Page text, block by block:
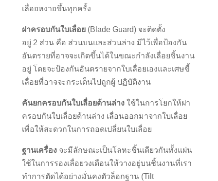
เลื่อยหงายขึ้นทุกครั้ง
ฝาครอบกันใบเลื่อย(Blade Guard) จะติดตั้ง
อยู่ 2 ส่วน คือ ส่วนบนและส่วนล่าง มีไว้เพื่อป้องกัน
อันตรายที่อาจจะเกิดขึ้นได้ในขณะกำลังเลื่อยชิ้นงาน
อยู่ โดยจะป้องกันอันตรายจากใบเลื่อยเองและเศษขี้
เลื่อยที่อาจจะกระเด็นไปถูกผู้ ปฏิบัติงาน
คันยกครอบกันใบเลื่อยด้านล่าง ใช้ในการโยกให้ฝา
ครอบกันใบเลื่อยด้านล่าง เลื่อนออกมาจากใบเลื่อย
เพื่อให้สะดวกในการถอดเปลี่ยนใบเลื่อย
ฐานเครื่องจะมีลักษณะเป็นโลหะชิ้นเดียวกันทั้งแผ่น
ใช้ในการรองเลื่อยวงเดือนให้วางอยู่บนชิ้นงานที่เรา
ทำการตัดได้อย่างมั่นคงตัวล็อกฐาน (Tilt